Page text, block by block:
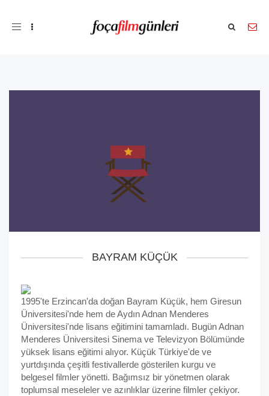
Toggle
BAYRAM KÜÇÜK
1995'te Erzincan'da doğan Bayram Küçük, hem Giresun
Üniversitesi'nde hem de Aydın Adnan Menderes
Üniversitesi'nde lisans eğitimini tamamladı. Bugün Adnan
Menderes Üniversitesi Sinema ve Televizyon Bölümünde
yüksek lisans eğitimi alıyor. Küçük Türkiye'de ve
yurtdışında çeşitli festivallerde gösterilen kurgu ve
belgesel filmler yönetti. Bağımsız bir yönetmen olarak
toplumsal meseleler ve azınlıklar üzerine filmler çekiyor.